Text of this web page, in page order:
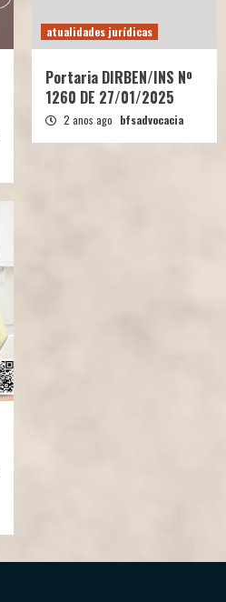
atualidades jurídicas
Portaria DIRBEN/INS Nº
1260 DE 27/01/2025
2 anos ago bfsadvocacia